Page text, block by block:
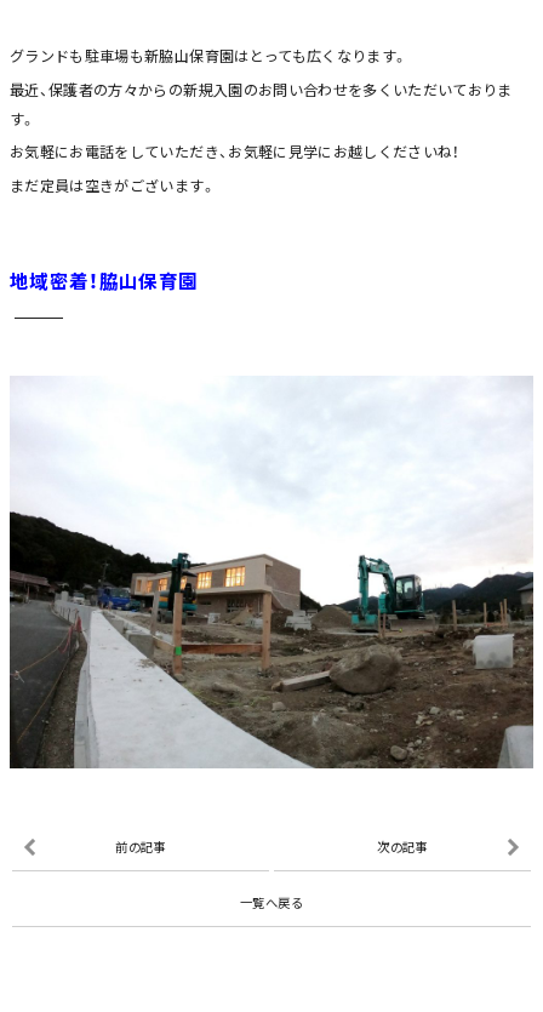
グランドも駐車場も新脇山保育園はとっても広くなります。
最近、保護者の方々からの新規入園のお問い合わせを多くいただいておりま
す。
お気軽にお電話をしていただき、お気軽に見学にお越しくださいね！
まだ定員は空きがございます。
地域密着！脇山保育園
前の記事 次の記事
一覧へ戻る